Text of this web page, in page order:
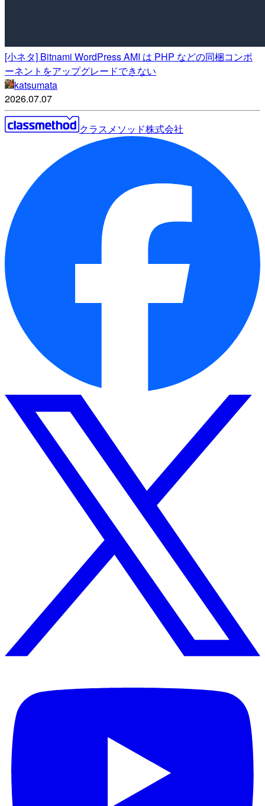
[小ネタ] Bitnami WordPress AMI は PHP などの同梱コンポ
ーネントをアップグレードできない
katsumata
2026.07.07
クラスメソッド株式会社